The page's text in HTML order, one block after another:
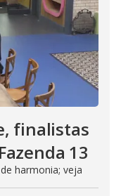
finalistas
13
harmonia; veja